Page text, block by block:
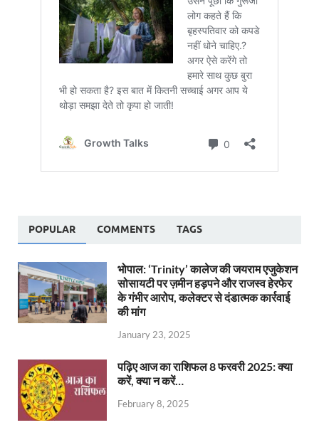
POPULAR COMMENTS TAGS
भोपाल: ‘Trinity’ कालेज की जयराम एजुकेशन
सोसायटी पर ज़मीन हड़पने और राजस्व हेरफेर
के गंभीर आरोप, कलेक्टर से दंडात्मक कार्रवाई
की मांग
January 23, 2025
पढ़िए आज का राशिफल 8 फरवरी 2025: क्या
करें, क्या न करें…
February 8, 2025